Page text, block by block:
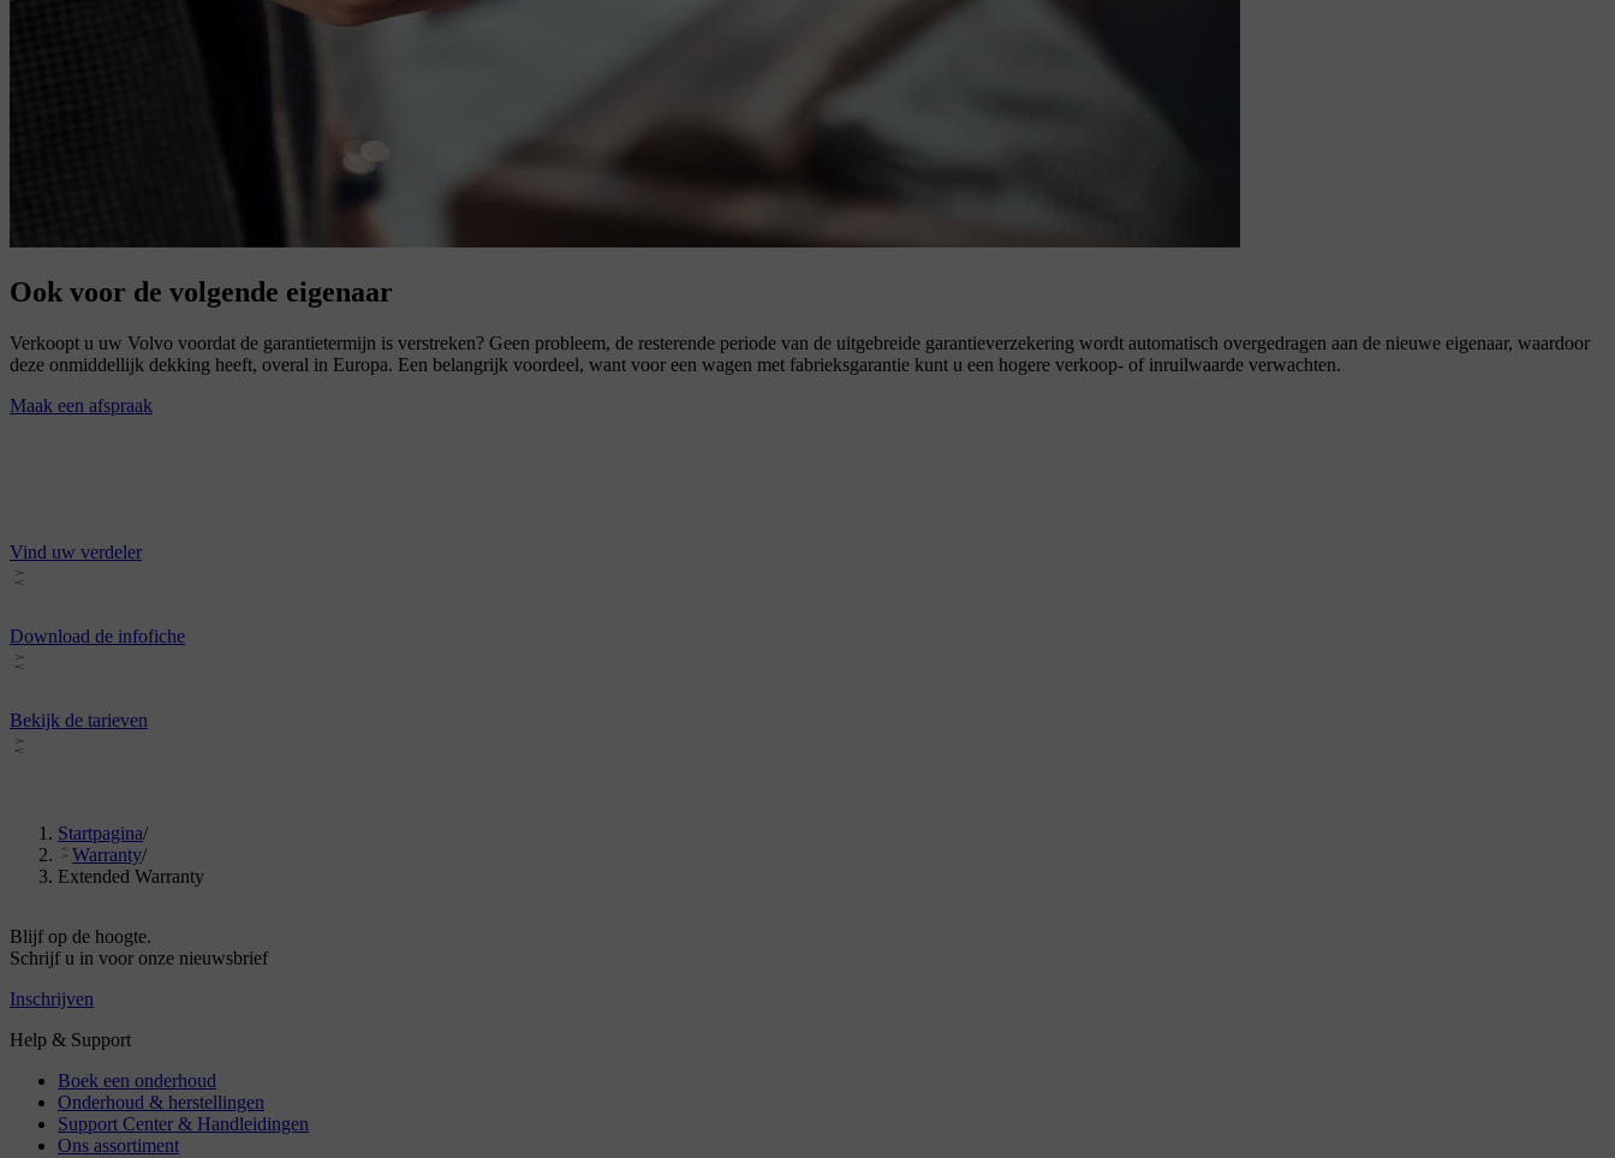
Ook voor de volgende eigenaar
Verkoopt u uw Volvo voordat de garantietermijn is verstreken? Geen probleem, de resterende periode van de uitgebreide garantieverzekering wordt automatisch overgedragen aan de nieuwe eigenaar, waardoor
deze onmiddellijk dekking heeft, overal in Europa. Een belangrijk voordeel, want voor een wagen met fabrieksgarantie kunt u een hogere verkoop- of inruilwaarde verwachten.
Maak een afspraak
Vind uw verdeler
Download de infofiche
Bekijk de tarieven
Startpagina/
Warranty/
Extended Warranty